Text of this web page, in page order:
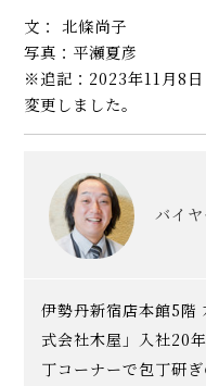
文： 北條尚子
写真：平瀬夏彦
※追記：2023年11月8日
変更しました。
バイ
伊勢丹新宿店本館5階
式会社木屋」入社20
丁コーナーで包丁研